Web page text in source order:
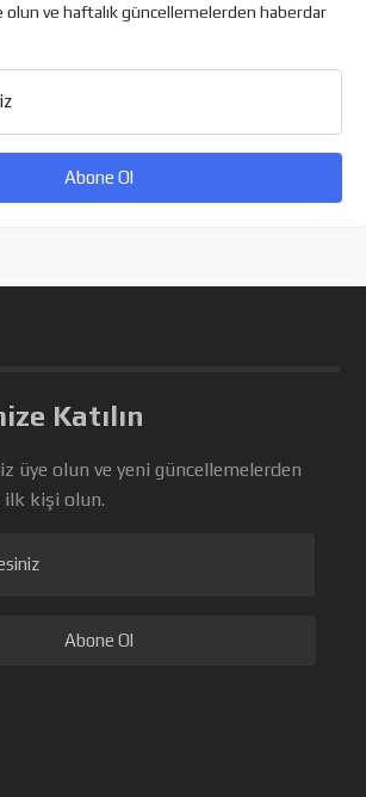
ve haftalık güncellemelerden haberdar
Katılın
üye olun ve yeni güncellemelerden
ilk kişi olun.